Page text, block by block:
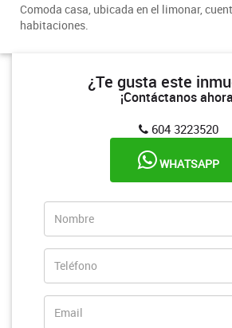
Comoda casa, ubicada en el limonar,
habitaciones.
¿Te gusta este
¡Contáctanos
604 3223520
WHATSAPP